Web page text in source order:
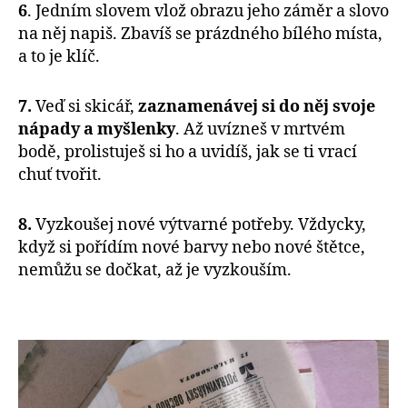
6. Jedním slovem vlož obrazu jeho záměr a slovo
na něj napiš. Zbavíš se prázdného bílého místa,
a to je klíč.
7. Veď si skicář, zaznamenávej si do něj svoje
nápady a myšlenky. Až uvízneš v mrtvém
bodě, prolistuješ si ho a uvidíš, jak se ti vrací
chuť tvořit.
8. Vyzkoušej nové výtvarné potřeby. Vždycky,
když si pořídím nové barvy nebo nové štětce,
nemůžu se dočkat, až je vyzkouším.